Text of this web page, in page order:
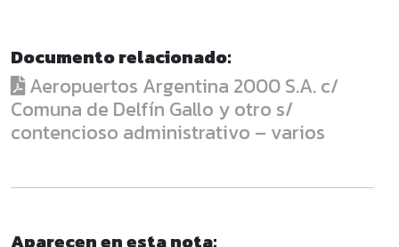
Documento relacionado:
Aeropuertos Argentina 2000 S.A. c/
Comuna de Delfín Gallo y otro s/
contencioso administrativo – varios
Aparecen en esta nota: